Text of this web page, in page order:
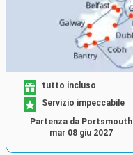
tutto incluso
Servizio impeccabile
Partenza da Portsmouth
mar 08 giu 2027